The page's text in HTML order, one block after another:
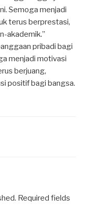
Semoga menjadi
terus berprestasi,
akademik.”
pribadi bagi
menjadi motivasi
berjuang,
positif bagi bangsa.
Required fields